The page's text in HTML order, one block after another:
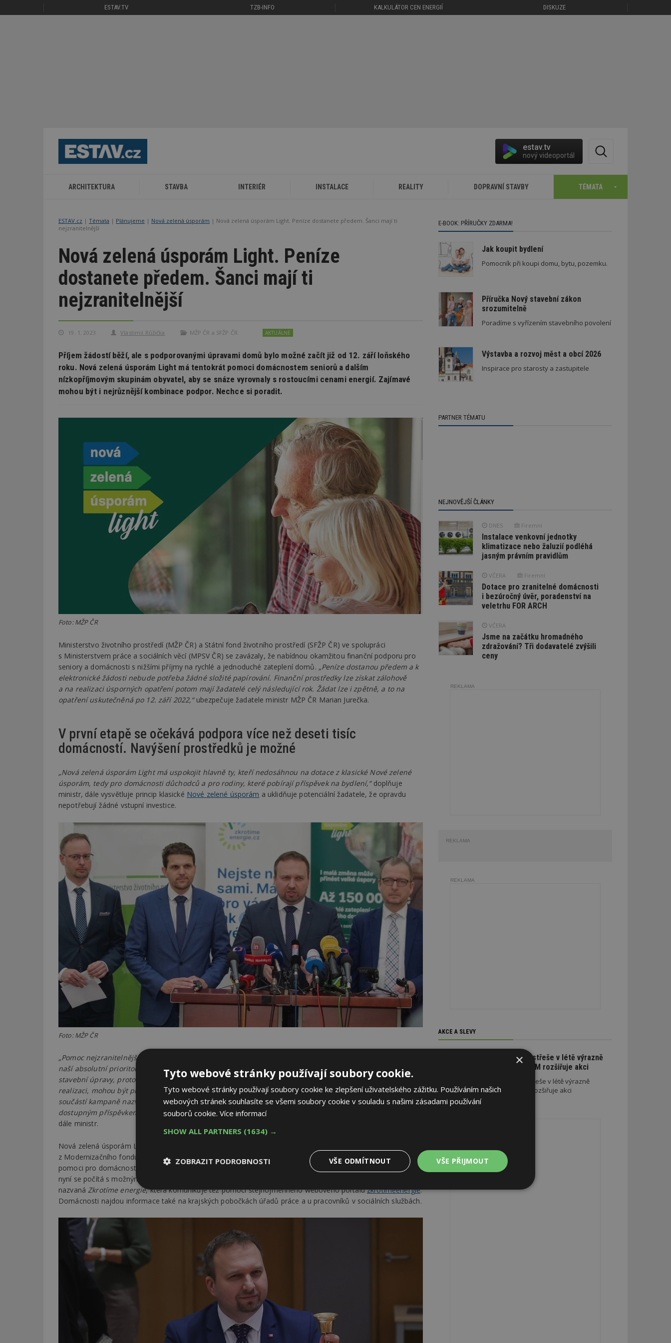
ESTAV.TV TZB-INFO KALKULÁTOR CEN ENERGIÍ DISKUZE
estav.tv
nový videoportál
ARCHITEKTURA STAVBA INTERIÉR INSTALACE REALITY DOPRAVNÍ STAVBY TÉMATA
ESTAV.cz Témata Plánujeme Nová zelená úsporám
Nová zelená úsporám Light. Peníze dostanete předem. Šanci mají ti
nejzranitelnější
Nová zelená úsporám Light. Peníze
dostanete předem. Šanci mají ti
nejzranitelnější
19. 1. 2023 Vlastimil Růžička MŽP ČR a SFŽP ČR AKTUÁLNĚ
Příjem žádostí běží, ale s podporovanými úpravami domů bylo možné začít již od 12. září loňského
roku. Nová zelená úsporám Light má tentokrát pomoci domácnostem seniorů a dalším
nízkopříjmovým skupinám obyvatel, aby se snáze vyrovnaly s rostoucími cenami energií. Zajímavé
mohou být i nejrůznější kombinace podpor. Nechce si poradit.
Foto: MŽP ČR
Ministerstvo životního prostředí (MŽP ČR) a Státní fond životního prostředí (SFŽP ČR) ve spolupráci
s Ministerstvem práce a sociálních věcí (MPSV ČR) se zavázaly, že nabídnou okamžitou finanční podporu pro
seniory a domácnosti s nižšími příjmy na rychlé a jednoduché zateplení domů. „Peníze dostanou předem a k
elektronické žádosti nebude potřeba žádné složité papírování. Finanční prostředky lze získat zálohově
a na realizaci úsporných opatření potom mají žadatelé celý následující rok. Žádat lze i zpětně, a to na
opatření uskutečněná po 12. září 2022,“ ubezpečuje žadatele ministr MŽP ČR Marian Jurečka.
V první etapě se očekává podpora více než deseti tisíc
domácností. Navýšení prostředků je možné
„Nová zelená úsporám Light má uspokojit hlavně ty, kteří nedosáhnou na dotace z klasické Nové zelené
úsporám, tedy pro domácnosti důchodců a pro rodiny, které pobírají příspěvek na bydlení,“doplňuje
ministr, dále vysvětluje princip klasické Nové zelené úsporám a uklidňuje potenciální žadatele, že opravdu
nepotřebují žádné vstupní investice.
Foto: MŽP ČR
„Pomoc nejzranitelnějším spoluobčanům v období energetické krize a extrémně vysokých cen energií je
naší absolutní prioritou. Jsme si vědomi, že ne všichni mají dostatek finančních rezerv na nákladné
stavební úpravy, proto jsme připravili podporu rychlých a snadných opatření, která jsou nenáročná na
realizaci, mohou být provedena i svépomocí a přinesou okamžitou úsporu. Program je významnou
součástí kampaně nazvané Zkrotíme energie. Společně se zavedenými cenovými stropy a široce
dostupným příspěvkem na bydlení pomůže zvládnout energetickou krizi i těm nejohroženějším,“
dále ministr.
Nová zelená úsporám Light (NZÚ Light) bude dle údajů na
z Modernizačního fondu
Modernizačního fondu
. V programu HOUSEnerg je takto vyčleněno 1,5 miliardy korun
pomoci pro domácnosti s nižšími příjmy. V první etapě se očekává podpora asi deseti tisíc domácností a již
nyní se počítá s možným navýšením prostředků. Informovanost veřejnosti pomáhá podpořit i běžící kampaň
nazvaná Zkrotíme energie, která komunikuje též pomocí stejnojmenného webového portáluzkrotimeenergie.
Domácnosti najdou informace také na krajských pobočkách úřadů práce a u pracovníků v sociálních službách.
E-BOOK: PŘÍRUČKY ZDARMA!
Jak koupit bydlení
Pomocník při koupi domu, bytu, pozemku.
Příručka Nový stavební zákon
srozumitelně
Poradíme s vyřízením stavebního povolení
Výstavba a rozvoj měst a obcí 2026
Inspirace pro starosty a zastupitele
PARTNER TÉMATU
NEJNOVĚJŠÍ ČLÁNKY
DNES Firemní
Instalace venkovní jednotky
klimatizace nebo žaluzií podléhá
jasným právním pravidlům
VČERA Firemní
Dotace pro zranitelné domácnosti
i bezúročný úvěr, poradenství na
veletrhu FOR ARCH
VČERA
Jsme na začátku hromadného
zdražování? Tři dodavatelé zvýšili
ceny
REKLAMA
REKLAMA
REKLAMA
AKCE A SLEVY
Na nové lehké střeše v létě výrazně
ušetříte. SATJAM rozšiřuje akci
Na nové lehké střeše v létě výrazně
ušetříte. SATJAM rozšiřuje akci
×
Tyto webové stránky používají soubory cookie.
Tyto webové stránky používají soubory cookie ke zlepšení uživatelského zážitku. Používáním našich
webových stránek souhlasíte se všemi soubory cookie v souladu s našimi zásadami používání
souborů cookie. Více informací
SHOW ALL PARTNERS (1634) →
VŠE PŘIJMOUT
VŠE ODMÍTNOUT
ZOBRAZIT PODROBNOSTI
Nezbytně
nutné soubory
Výkonové
soubory
Soubory cílení
Funkční
soubory
Nezařazené
Nezbytně nutné soubory Výkonové soubory
Nezbytně nutné soubory cookie umožňují základní funkce webových stránek, jako je přihlášení uživatele a správa účtu.
Webové stránky nelze bez nezbytně nutných souborů cookie správně používat.
Název
Provider/
Doména
Vyprší
_hjIncludedInPageviewSample
Hotjar Ltd
2
minuty